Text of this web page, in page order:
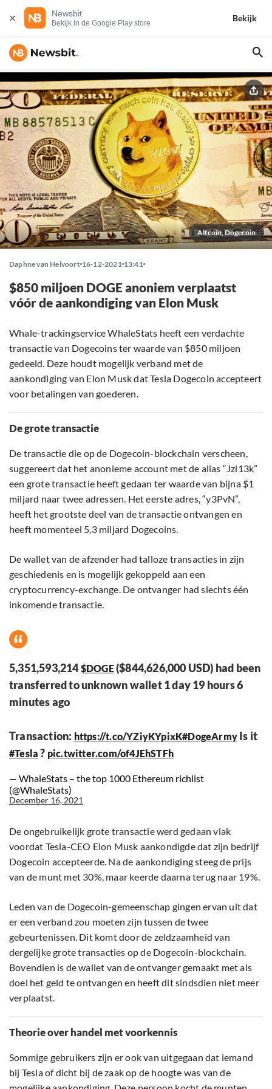
Newsbit
Bekijk in de Google Play store
Bekijk
Altcoin, Dogecoin
Daphne van Helvoort 16-12-2021 13:41
$850 miljoen DOGE anoniem verplaatst
vóór de aankondiging van Elon Musk
Whale-trackingservice WhaleStats heeft een verdachte
transactie van Dogecoins ter waarde van $850 miljoen
gedeeld. Deze houdt mogelijk verband met de
aankondiging van Elon Musk dat Tesla Dogecoin accepteert
voor betalingen van goederen.
De grote transactie
De transactie die op de Dogecoin-blockchain verscheen,
suggereert dat het anonieme account met de alias “Jzi13k”
een grote transactie heeft gedaan ter waarde van bijna $1
miljard naar twee adressen. Het eerste adres, “y3PvN”,
heeft het grootste deel van de transactie ontvangen en
heeft momenteel 5,3 miljard Dogecoins.
De wallet van de afzender had talloze transacties in zijn
geschiedenis en is mogelijk gekoppeld aan een
cryptocurrency-exchange. De ontvanger had slechts één
inkomende transactie.
5,351,593,214$DOGE($844,626,000 USD) had been
transferred to unknown wallet 1 day 19 hours 6
minutes ago
Transaction: https://t.co/YZiyKYpixK#DogeArmy Is it
#Tesla ? pic.twitter.com/of4JEhSTFh
— WhaleStats – the top 1000 Ethereum richlist
(@WhaleStats)
December 16, 2021
De ongebruikelijk grote transactie werd gedaan vlak
voordat Tesla-CEO Elon Musk aankondigde dat zijn bedrijf
Dogecoin accepteerde. Na de aankondiging steeg de prijs
van de munt met 30%, maar keerde daarna terug naar 19%.
Leden van de Dogecoin-gemeenschap gingen ervan uit dat
er een verband zou moeten zijn tussen de twee
gebeurtenissen. Dit komt door de zeldzaamheid van
dergelijke grote transacties op de Dogecoin-blockchain.
Bovendien is de wallet van de ontvanger gemaakt met als
doel het geld te ontvangen en heeft dit sindsdien niet meer
verplaatst.
Theorie over handel met voorkennis
Sommige gebruikers zijn er ook van uitgegaan dat iemand
bij Tesla of dicht bij de zaak op de hoogte was van de